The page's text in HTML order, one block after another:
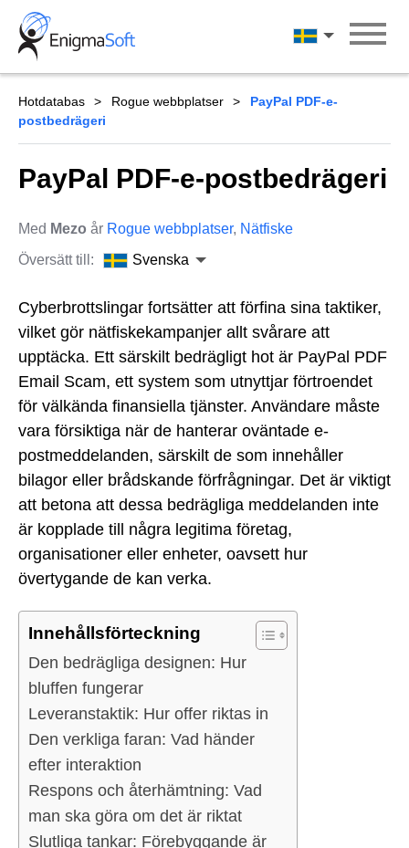
Skip
content
Svenska
Hotdatabas Rogue webbplatser
PayPal PDF-e-
postbedrägeri
PayPal PDF-e-postbedrägeri
Med Mezo år Rogue webbplatser, Nätfiske
Översätt till:
Svenska
Cyberbrottslingar fortsätter att förfina sina taktiker,
vilket gör nätfiskekampanjer allt svårare att
upptäcka. Ett särskilt bedrägligt hot är PayPal PDF
Email Scam, ett system som utnyttjar förtroendet
för välkända finansiella tjänster. Användare måste
vara försiktiga när de hanterar oväntade e-
postmeddelanden, särskilt de som innehåller
bilagor eller brådskande förfrågningar. Det är viktigt
att betona att dessa bedrägliga meddelanden inte
är kopplade till några legitima företag,
organisationer eller enheter, oavsett hur
övertygande de kan verka.
Innehållsförteckning
Den bedrägliga designen: Hur
bluffen fungerar
Leveranstaktik: Hur offer riktas in
Den verkliga faran: Vad händer
efter interaktion
Respons och återhämtning: Vad
man ska göra om det är riktat
Slutliga tankar: Förebyggande är